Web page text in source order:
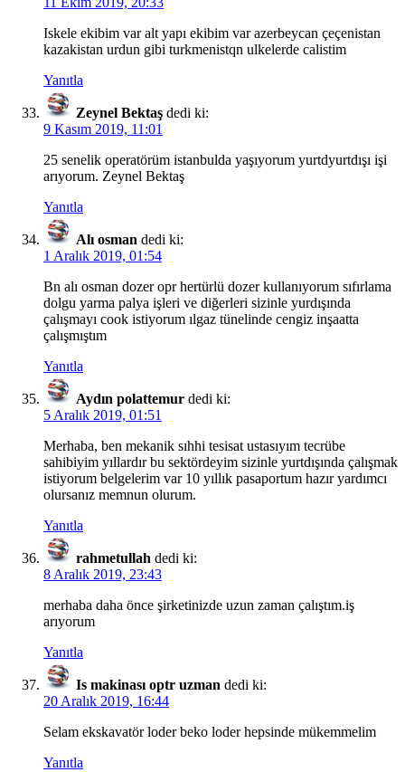
Iskele ekibim var alt yapı ekibim var azerbeycan çeçenistan
kazakistan urdun gibi turkmenistqn ulkelerde calistim
Yanıtla
Zeynel Bektaş dedi ki:
9 Kasım 2019, 11:01
25 senelik operatörüm istanbulda yaşıyorum yurtdyurtdışı işi
arıyorum. Zeynel Bektaş
Yanıtla
Alı osman dedi ki:
1 Aralık 2019, 01:54
Bn alı osman dozer opr hertürlü dozer kullanıyorum sıfırlama
dolgu yarma palya işleri ve diğerleri sizinle yurdışında
çalışmayı cook istiyorum ılgaz tünelinde cengiz inşaatta
çalışmıştım
Yanıtla
Aydın polattemur dedi ki:
5 Aralık 2019, 01:51
Merhaba, ben mekanik sıhhi tesisat ustasıyım tecrübe
sahibiyim yıllardır bu sektördeyim sizinle yurtdışında çalışmak
istiyorum belgelerim var 10 yıllık pasaportum hazır yardımcı
olursanız memnun olurum.
Yanıtla
rahmetullah dedi ki:
8 Aralık 2019, 23:43
merhaba daha önce şirketinizde uzun zaman çalıştım.iş
arıyorum
Yanıtla
Is makinası optr uzman dedi ki:
20 Aralık 2019, 16:44
Selam ekskavatör loder beko loder hepsinde mükemmelim
Yanıtla